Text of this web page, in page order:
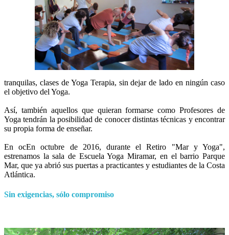
tranquilas, clases de Yoga Terapia, sin dejar de lado en ningún caso
el objetivo del Yoga.
Así, también aquellos que quieran formarse como Profesores de
Yoga tendrán la posibilidad de conocer distintas técnicas y encontrar
su propia forma de enseñar.
En ocEn octubre de 2016, durante el Retiro "Mar y Yoga",
estrenamos la sala de Escuela Yoga Miramar, en el barrio Parque
Mar, que ya abrió sus puertas a practicantes y estudiantes de la Costa
Atlántica.
Sin exigencias, sólo compromiso